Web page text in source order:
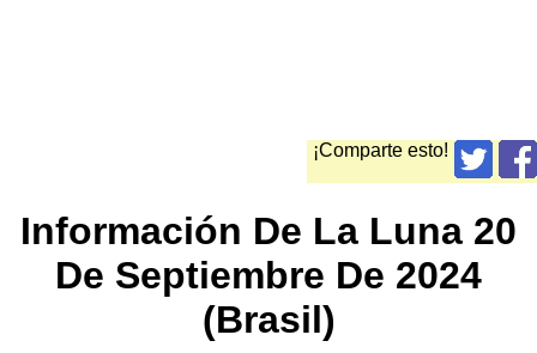
¡Comparte esto!
Información De La Luna 20
De Septiembre De 2024
(Brasil)